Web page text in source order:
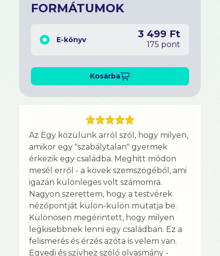
FORMÁTUMOK
E-könyv 3 499 Ft
175 pont
Kosárba
Az Egy közülünk arról szól, hogy milyen,
amikor egy "szabálytalan" gyermek
érkezik egy családba. Meghitt módon
mesél erről - a kövek szemszögéből, ami
igazán különleges volt számomra.
Nagyon szerettem, hogy a testvérek
nézőpontját külön-külön mutatja be.
Különösen megérintett, hogy milyen
legkisebbnek lenni egy családban. Ez a
felismerés és érzés azóta is velem van.
Egyedi és szívhez szóló olvasmány -